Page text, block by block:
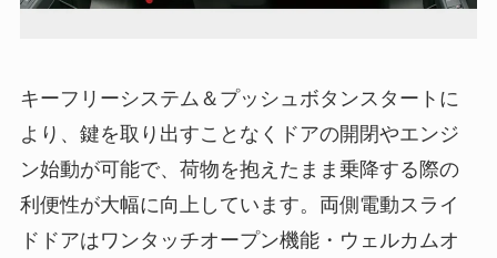
キーフリーシステム＆プッシュボタンスタートに
より、鍵を取り出すことなくドアの開閉やエンジ
ン始動が可能で、荷物を抱えたまま乗降する際の
利便性が大幅に向上しています。両側電動スライ
ドドアはワンタッチオープン機能・ウェルカムオ